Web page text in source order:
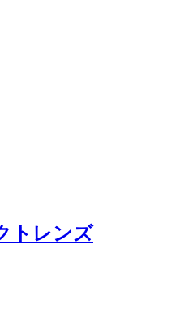
トレンズ